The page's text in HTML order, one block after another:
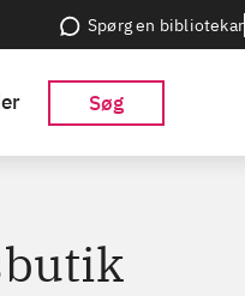
Spørg en bibliotekar
Søg